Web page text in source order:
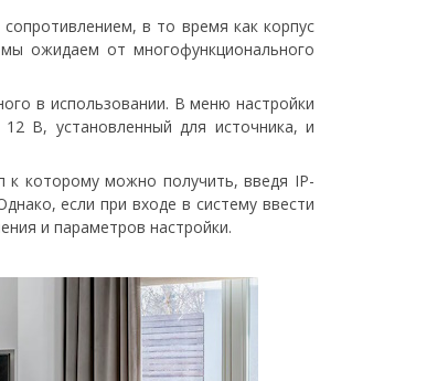
в то время как корпус
ожидаем от многофункционального
в использовании. В меню настройки
В, установленный для источника, и
к которому можно получить, введя IP-
если при входе в систему ввести
и параметров настройки.